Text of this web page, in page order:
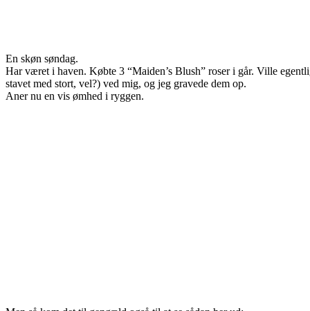
En skøn søndag.
Har været i haven. Købte 3 “Maiden’s Blush” roser i går. Ville
stavet med stort, vel?) ved mig, og jeg gravede dem op.
Aner nu en vis ømhed i ryggen.